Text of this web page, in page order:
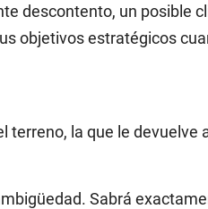
descontento, un posible
objetivos estratégicos
terreno, la que le devuelve
Sabrá